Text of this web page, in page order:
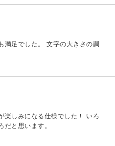
満足でした。 文字の大きさの調
楽しみになる仕様でした！ いろ
と思います。